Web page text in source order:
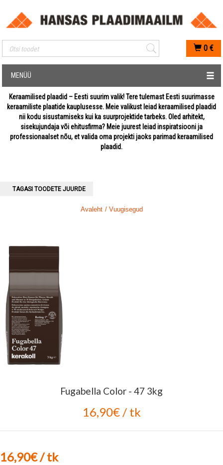
Mobiilis otsimise sisestus
0 €
MENÜÜ
Keraamilised plaadid – Eesti suurim valik! Tere tulemast Eesti suurimasse
keraamiliste plaatide kauplusesse. Meie valikust leiad keraamilised plaadid
nii kodu sisustamiseks kui ka suurprojektide tarbeks. Oled arhitekt,
sisekujundaja või ehitusfirma? Meie juurest leiad inspiratsiooni ja
professionaalset nõu, et valida oma projekti jaoks parimad keraamilised
plaadid.
TAGASI TOODETE JUURDE
Avaleht / Vuugisegud
Fugabella Color - 47 3kg
16,90€ / tk
16,90€ / tk